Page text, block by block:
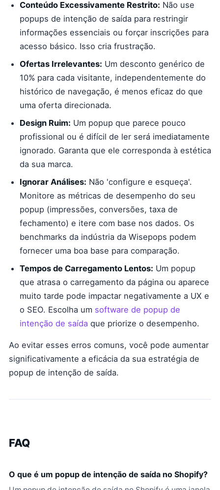
Conteúdo Excessivamente Restrito: Não use
popups de intenção de saída para restringir
informações essenciais ou forçar inscrições para
acesso básico. Isso cria frustração.
Ofertas Irrelevantes: Um desconto genérico de
10% para cada visitante, independentemente do
histórico de navegação, é menos eficaz do que
uma oferta direcionada.
Design Ruim: Um popup que parece pouco
profissional ou é difícil de ler será imediatamente
ignorado. Garanta que ele corresponda à estética
da sua marca.
Ignorar Análises: Não 'configure e esqueça'.
Monitore as métricas de desempenho do seu
popup (impressões, conversões, taxa de
fechamento) e itere com base nos dados. Os
benchmarks da indústria da Wisepops podem
fornecer uma boa base para comparação.
Tempos de Carregamento Lentos: Um popup
que atrasa o carregamento da página ou aparece
muito tarde pode impactar negativamente a UX e
o SEO. Escolha um software de popup de
intenção de saída que priorize o desempenho.
Ao evitar esses erros comuns, você pode aumentar
significativamente a eficácia da sua estratégia de
popup de intenção de saída.
FAQ
O que é um popup de intenção de saída no Shopify?